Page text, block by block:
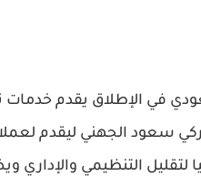
في الإطلاق يقدم خدمات
سعود الجهني ليقدم
لتقليل التنظيمي